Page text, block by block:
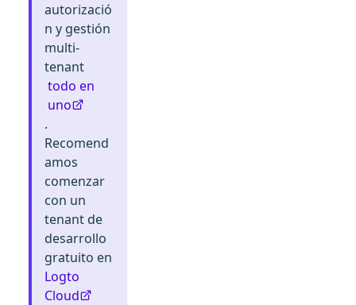
autorizació
n y gestión
multi-
tenant
todo en
uno
.
Recomend
amos
comenzar
con un
tenant de
desarrollo
gratuito en
Logto
Cloud